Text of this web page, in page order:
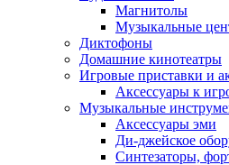
Для вытяжек
Для
Для
Для
Для
Для
Для
Для
Для
Для техники
Магнитолы
Музыкальные
Диктофоны
Домашние кинотеатры
Игровые приставки и
Аксессуары к
Музыкальные
Аксессуары эми
Ди-джейское
Синтезаторы,